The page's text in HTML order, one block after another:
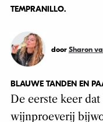
TEMPRANILLO.
door Sharon
BLAUWE TANDEN EN
De eerste keer
wijnproeverij